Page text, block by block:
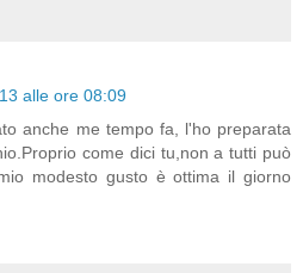
alle ore 08:09
anche me tempo fa, l'ho preparata
come dici tu,non a tutti può
modesto gusto è ottima il giorno